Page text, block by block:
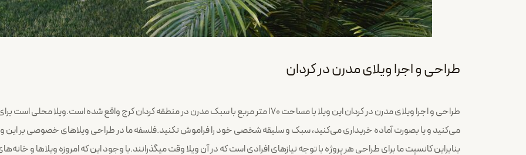
طراحی و اجرا ویلای مدرن در کردان
طراحی و اجرا ویلای مدرن در کردان این ویلا با مساحت 170 متر مربع با سبک مدرن در منطقه کردان کرج واقع
می‌کنید و یا بصورت آماده خریداری می‌کنید، سبک و سلیقه شخصی خود را فراموش نکنید.فلسفه ما در طراحی ویلاهای خصوصی بر این
بنابراین کانسپت ما برای طراحی هر پروژه با توجه نیازهای افرادی است که در آن ویلا وقت میگذرانند.با وجود این که امروزه ویلاها و